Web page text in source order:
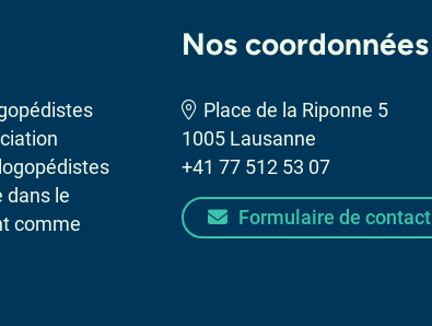
dans le
comme
Nos coordonnées
Place de la Riponne 5
1005 Lausanne
+41 77 512 53 07
Formulaire de contact